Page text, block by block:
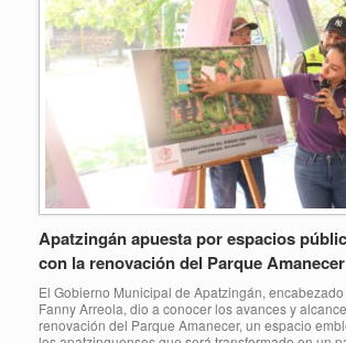
Apatzingán apuesta por espacios
con la renovación del Parque Amanecer
El Gobierno Municipal de Apatzingán,
Fanny Arreola, dio a conocer los avances y
renovación del Parque Amanecer, un espacio